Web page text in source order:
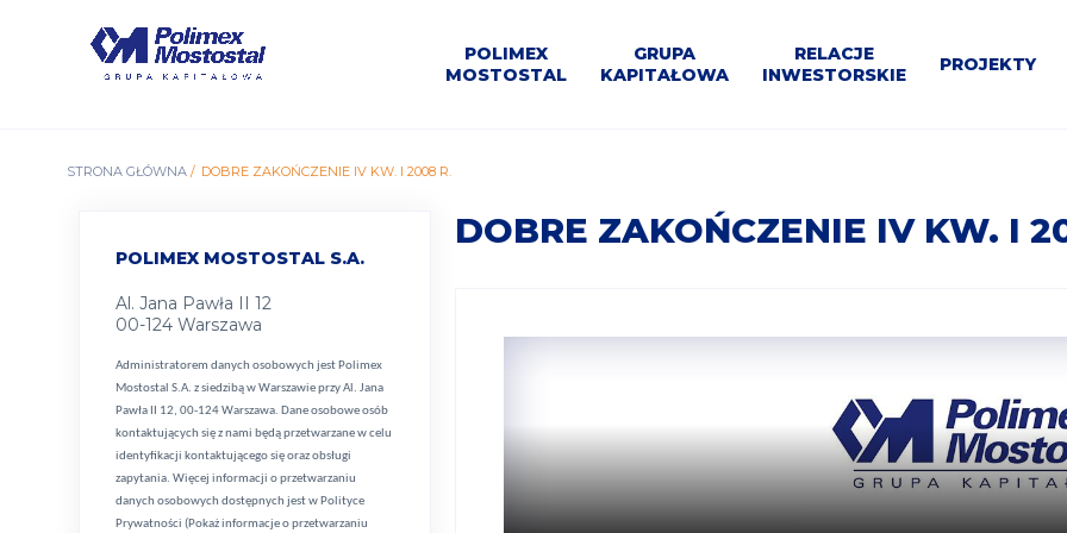
MENU
GŁÓWNE
POLIMEX
MOSTOSTAL
nas,
Aktualności Historia
GRUPA
KAPITAŁOWA
O
Spółki Oferta ZSZ
RELACJE
INWESTORSKIE
Informacje
Informacje
Prospekty
PROJEKTY
Czechnica
Dolna
Rybnik
Polimex
biurem
Pracy w
ŚCIEŻKA
STRONA GŁÓWNA DOBRE ZAKOŃCZENIE IV KW. I 2008 R.
POLIMEX MOSTOSTAL S.A.
Al. Jana Pawła II 12
00-124 Warszawa
Administratorem danych osobowych jest Polimex
Mostostal S.A. z siedzibą w Warszawie przy Al. Jana
Pawła II 12, 00-124 Warszawa. Dane osobowe osób
kontaktujących się z nami będą przetwarzane w celu
identyfikacji kontaktującego się oraz obsługi
zapytania. Więcej informacji o przetwarzaniu
danych osobowych dostępnych jest wPolityce
Prywatności (Pokaż informacje o przetwarzaniu
DOBRE ZAKOŃCZENIE IV KW. I